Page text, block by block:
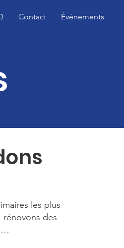
Contact Événements
les plus
des